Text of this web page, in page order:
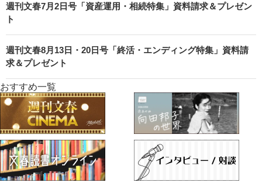
週刊文春7月2日号「資産運用・相続特集」資料請求＆プレゼン
ト
週刊文春8月13日・20日号「終活・エンディング特集」資料請
求＆プレゼント
おすすめ一覧